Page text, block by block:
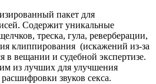
пакет для
Содержит уникальные
треска, гула, реверберации,
клиппирования (искажений из-за
в вещании и судебной экспертизе.
из лучших для улучшения
звуков секса.